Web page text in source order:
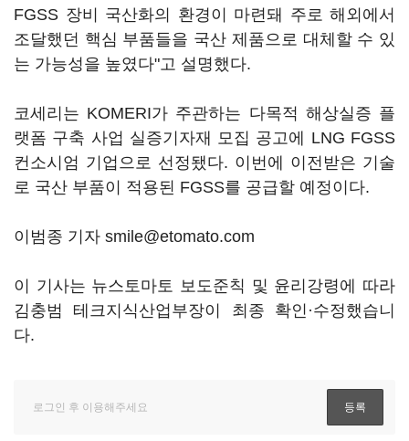
FGSS 장비 국산화의 환경이 마련돼 주로 해외에서
조달했던 핵심 부품들을 국산 제품으로 대체할 수 있
는 가능성을 높였다"고 설명했다.
코세리는 KOMERI가 주관하는 다목적 해상실증 플
랫폼 구축 사업 실증기자재 모집 공고에 LNG FGSS
컨소시엄 기업으로 선정됐다. 이번에 이전받은 기술
로 국산 부품이 적용된 FGSS를 공급할 예정이다.
이범종 기자 smile@etomato.com
이 기사는 뉴스토마토 보도준칙 및 윤리강령에 따라
김충범 테크지식산업부장이 최종 확인·수정했습니
다.